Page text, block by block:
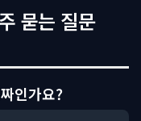
묻는 질문
인가요?